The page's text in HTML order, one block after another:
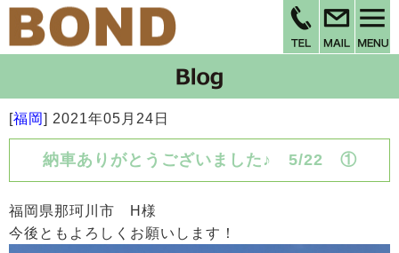
[福岡] 2021年05月24日
納車ありがとうございました♪ 5/22 ①
福岡県那珂川市 H様
今後ともよろしくお願いします！